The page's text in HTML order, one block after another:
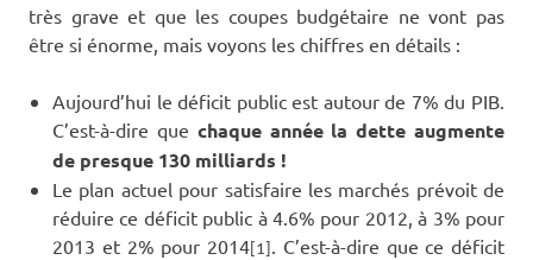
très grave et que les coupes budgétaire ne vont pas
être si énorme, mais voyons les chiffres en détails :
Aujourd’hui le déficit public est autour de 7% du PIB.
C’est-à-dire que chaque année la dette augmente
de presque 130 milliards !
Le plan actuel pour satisfaire les marchés prévoit de
réduire ce déficit public à 4.6% pour 2012, à 3% pour
2013 et 2% pour 2014 [1]
. C’est-à-dire que ce déficit